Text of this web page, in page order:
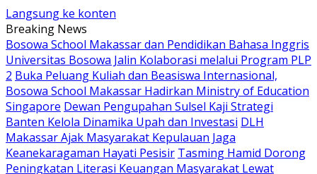
Langsung ke konten
Breaking News
Bosowa School Makassar dan Pendidikan Bahasa Inggris
Universitas Bosowa Jalin Kolaborasi melalui Program PLP
2 Buka Peluang Kuliah dan Beasiswa Internasional,
Bosowa School Makassar Hadirkan Ministry of Education
Singapore Dewan Pengupahan Sulsel Kaji Strategi
Banten Kelola Dinamika Upah dan Investasi DLH
Makassar Ajak Masyarakat Kepulauan Jaga
Keanekaragaman Hayati Pesisir Tasming Hamid Dorong
Peningkatan Literasi Keuangan Masyarakat Lewat